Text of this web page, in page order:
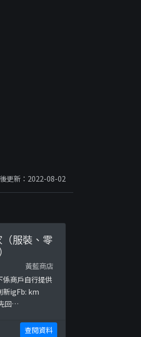
更新：2022-08-02
服裝、零
黃藍商店
係商戶自行提供
新igFb: km
回
店 。 20/21/22
查閱資料